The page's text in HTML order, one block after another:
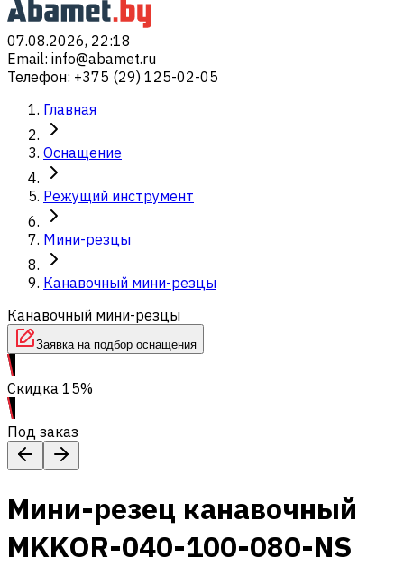
07.08.2026, 22:18
Email: info@abamet.ru
Телефон: +375 (29) 125-02-05
Главная
Оснащение
Режущий инструмент
Мини-резцы
Канавочный мини-резцы
Канавочный мини-резцы
Заявка на подбор оснащения
Скидка 15%
Под заказ
Мини-резец канавочный
MKKOR-040-100-080-NS